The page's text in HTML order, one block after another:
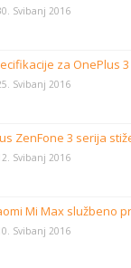
Svibanj 2016
za OnePlus
Svibanj 2016
ZenFone 3 serija
Svibanj 2016
Mi Max službeno
Svibanj 2016